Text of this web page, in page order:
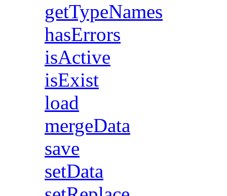
getTypeNames
hasErrors
isActive
isExist
load
mergeData
save
setData